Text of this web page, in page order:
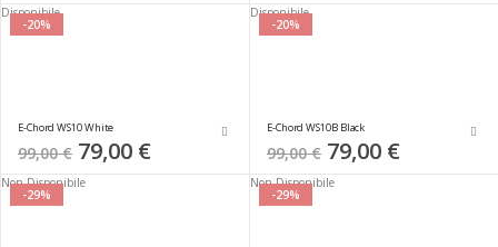
-20%
Disponibile
E-Chord WS10 White
99,00 € Special
Price
79,00 €
-20%
Disponibile
E-Chord WS10B Black
99,00 € Special
Price
79,00 €
-29%
Non Disponibile
-29%
Non Disponibile